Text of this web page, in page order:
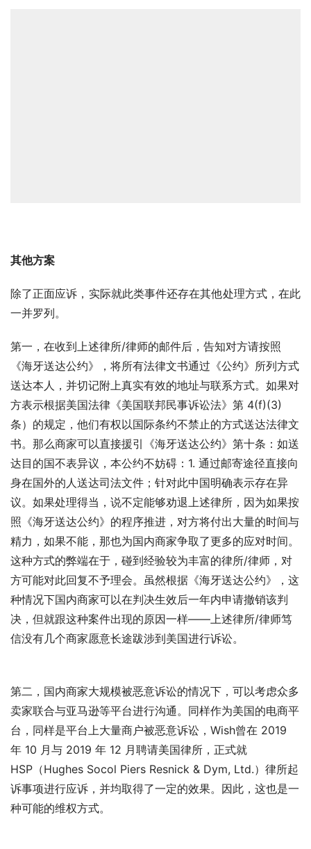
其他方案
除了正面应诉，实际就此类事件还存在其他处理方式，在此
一并罗列。
第一，在收到上述律所/律师的邮件后，告知对方请按照
《海牙送达公约》，将所有法律文书通过《公约》所列方式
送达本人，并切记附上真实有效的地址与联系方式。如果对
方表示根据美国法律《美国联邦民事诉讼法》第 4(f)(3)
条）的规定，他们有权以国际条约不禁止的方式送达法律文
书。那么商家可以直接援引《海牙送达公约》第十条：如送
达目的国不表异议，本公约不妨碍：1. 通过邮寄途径直接向
身在国外的人送达司法文件；针对此中国明确表示存在异
议。如果处理得当，说不定能够劝退上述律所，因为如果按
照《海牙送达公约》的程序推进，对方将付出大量的时间与
精力，如果不能，那也为国内商家争取了更多的应对时间。
这种方式的弊端在于，碰到经验较为丰富的律所/律师，对
方可能对此回复不予理会。虽然根据《海牙送达公约》，这
种情况下国内商家可以在判决生效后一年内申请撤销该判
决，但就跟这种案件出现的原因一样——上述律所/律师笃
信没有几个商家愿意长途跋涉到美国进行诉讼。
第二，国内商家大规模被恶意诉讼的情况下，可以考虑众多
卖家联合与亚马逊等平台进行沟通。同样作为美国的电商平
台，同样是平台上大量商户被恶意诉讼，Wish曾在 2019
年 10 月与 2019 年 12 月聘请美国律所，正式就
HSP（Hughes Socol Piers Resnick & Dym, Ltd.）律所起
诉事项进行应诉，并均取得了一定的效果。因此，这也是一
种可能的维权方式。